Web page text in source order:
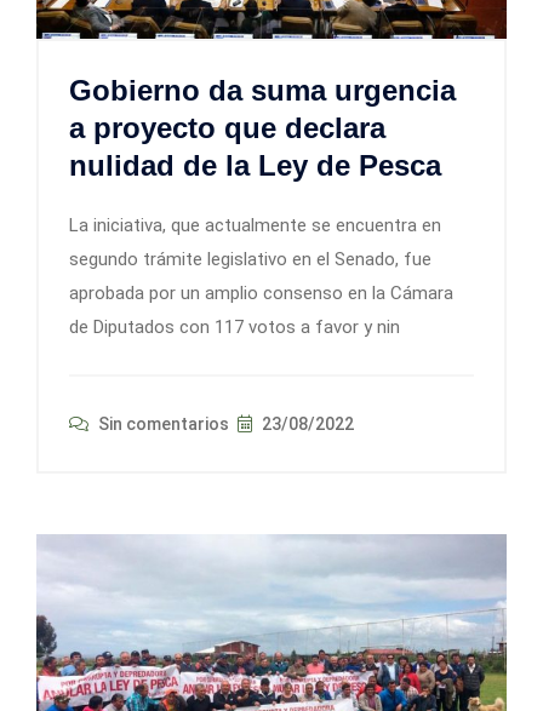
Gobierno da suma urgencia
a proyecto que declara
nulidad de la Ley de Pesca
La iniciativa, que actualmente se encuentra en
segundo trámite legislativo en el Senado, fue
aprobada por un amplio consenso en la Cámara
de Diputados con 117 votos a favor y nin
Sin comentarios 23/08/2022